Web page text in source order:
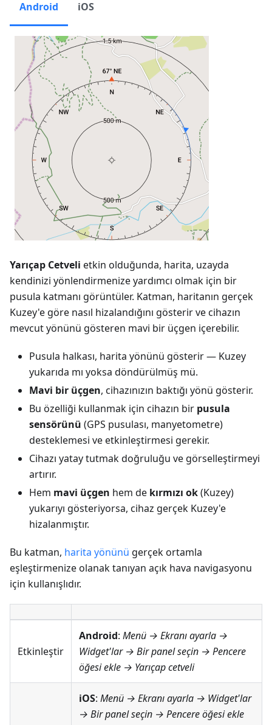
Android iOS
Yarıçap Cetveli etkin olduğunda, harita, uzayda
kendinizi yönlendirmenize yardımcı olmak için bir
pusula katmanı görüntüler. Katman, haritanın gerçek
Kuzey'e göre nasıl hizalandığını gösterir ve cihazın
mevcut yönünü gösteren mavi bir üçgen içerebilir.
Pusula halkası, harita yönünü gösterir — Kuzey
yukarıda mı yoksa döndürülmüş mü.
Mavi bir üçgen, cihazınızın baktığı yönü gösterir.
Bu özelliği kullanmak için cihazın bir pusula
sensörünü (GPS pusulası, manyetometre)
desteklemesi ve etkinleştirmesi gerekir.
Cihazı yatay tutmak doğruluğu ve görselleştirmeyi
artırır.
Hem mavi üçgen hem de kırmızı ok(Kuzey)
yukarıyı gösteriyorsa, cihaz gerçek Kuzey'e
hizalanmıştır.
Bu katman, harita yönünü gerçek ortamla
eşleştirmenize olanak tanıyan açık hava navigasyonu
için kullanışlıdır.
Etkinleştir
Android: Menü → Ekranı ayarla →
Widget'lar→ Bir panel seçin → Pencere
öğesi ekle → Yarıçap cetveli
iOS: Menü → Ekranı ayarla → Widget'lar
→ Bir panel seçin → Pencere öğesi ekle